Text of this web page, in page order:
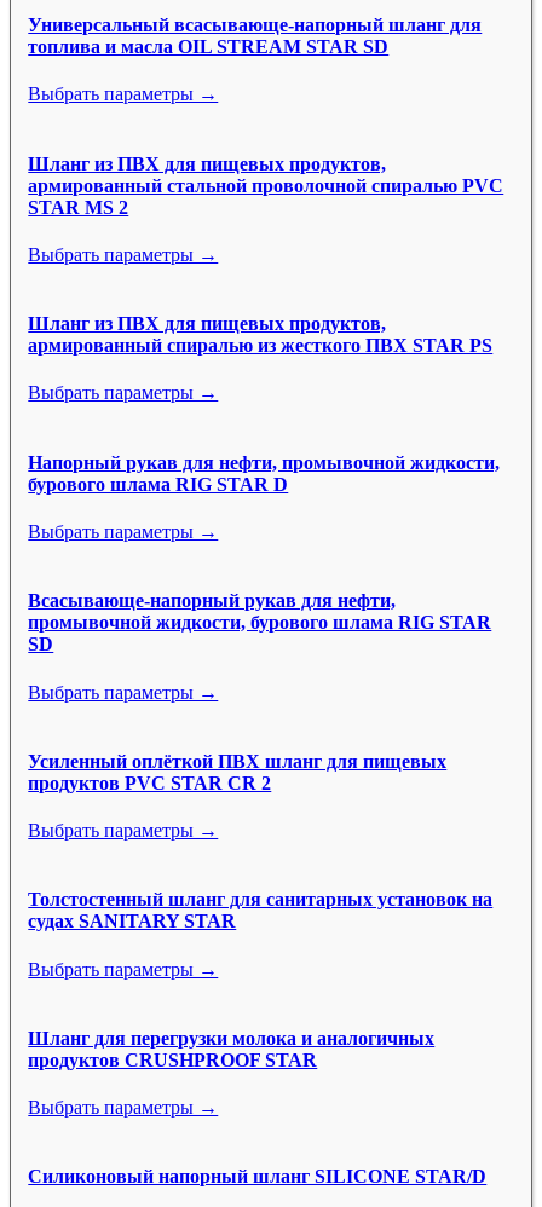
Универсальный всасывающе-напорный шланг для
топлива и масла OIL STREAM STAR SD
Выбрать параметры →
Шланг из ПВХ для пищевых продуктов,
армированный стальной проволочной спиралью PVC
STAR MS 2
Выбрать параметры →
Шланг из ПВХ для пищевых продуктов,
армированный спиралью из жесткого ПВХ STAR PS
Выбрать параметры →
Напорный рукав для нефти, промывочной жидкости,
бурового шлама RIG STAR D
Выбрать параметры →
Всасывающе-напорный рукав для нефти,
промывочной жидкости, бурового шлама RIG STAR
SD
Выбрать параметры →
Усиленный оплёткой ПВХ шланг для пищевых
продуктов PVC STAR CR 2
Выбрать параметры →
Толстостенный шланг для санитарных установок на
судах SANITARY STAR
Выбрать параметры →
Шланг для перегрузки молока и аналогичных
продуктов CRUSHPROOF STAR
Выбрать параметры →
Силиконовый напорный шланг SILICONE STAR/D